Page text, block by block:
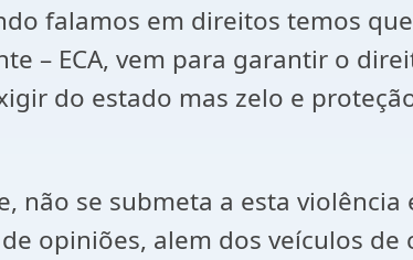
falamos em direitos temos
– ECA, vem para garantir o
do estado mas zelo e
não se submeta a esta violência
opiniões, alem dos veículos de